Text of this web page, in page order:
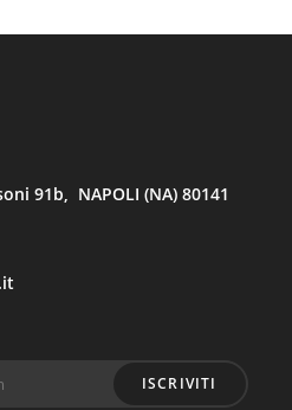
91b, NAPOLI (NA) 80141
ISCRIVITI